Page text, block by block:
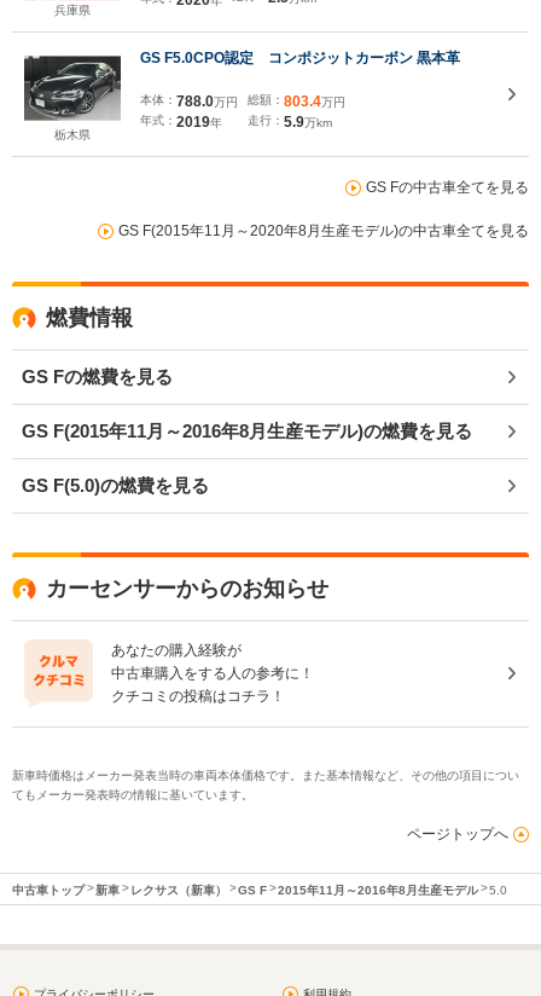
兵庫県
栃木県
GS F5.0CPO認定 コンポジットカーボン 黒本革
本体： 788.0万円
年式： 2019年
総額： 803.4万円
走行： 5.9万km
GS Fの中古車全てを見る
GS F(2015年11月～2020年8月生産モデル)の中古車全てを見る
燃費情報
GS Fの燃費を見る
GS F(2015年11月～2016年8月生産モデル)の燃費を見る
GS F(5.0)の燃費を見る
カーセンサーからのお知らせ
あなたの購入経験が
中古車購入をする人の参考に！
クチコミの投稿はコチラ！
新車時価格はメーカー発表当時の車両本体価格です。また基本情報など、その他の項目につい
てもメーカー発表時の情報に基いています。
ページトップへ
中古車トップ 新車 レクサス（新車） GS F 2015年11月～2016年8月生産モデル 5.0